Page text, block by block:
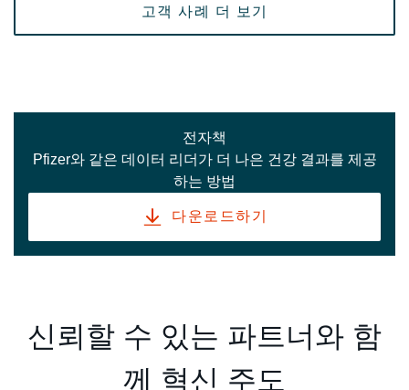
고객 사례 더 보기
전자책
Pfizer와 같은 데이터 리더가 더 나은 건강 결과를 제공
하는 방법
다운로드하기
신뢰할 수 있는 파트너와 함
께 혁신 주도